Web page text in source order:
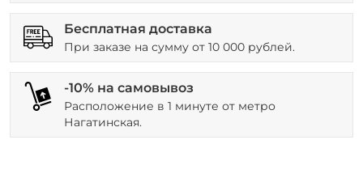
Бесплатная доставка
При заказе на сумму от 10 000 рублей.
-10% на самовывоз
Расположение в 1 минуте от метро
Нагатинская.